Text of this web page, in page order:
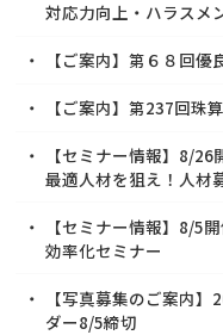
対応力向上・ハラスメ
【ご案内】第６８回
【ご案内】第237回珠
【セミナー情報】8/
最適人材を狙え！人材
【セミナー情報】8/5
効率化セミナー
【写真募集のご案内
ダー8/5締切